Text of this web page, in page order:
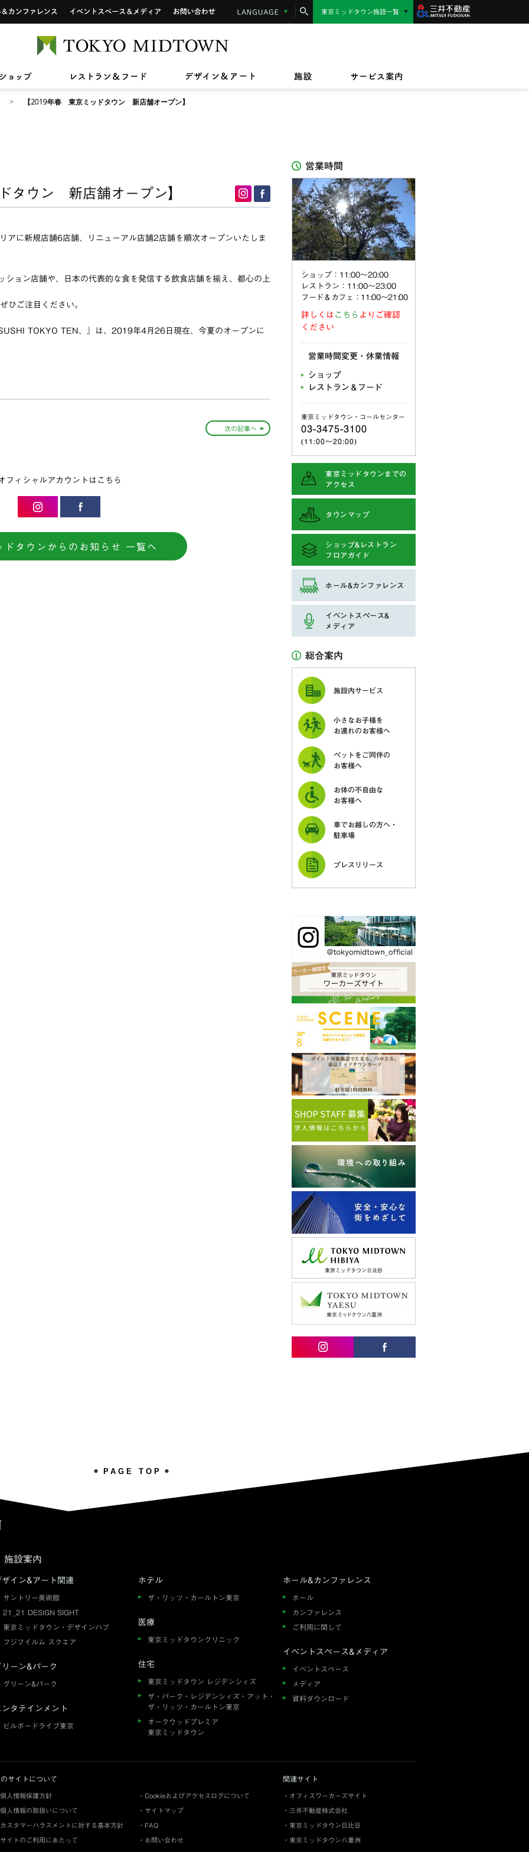
プ ホール&カンファレンス イベントスペース&メディア
お問い合わせ LANGUAGE東京ミッドタウン施設一覧
ショップ レストラン&フード デザイン&アート施設 サービス案内
2026/3/27(金)〜8/9(日)
スープはいのち
2026/7/17(金)〜8/16(日)
ASHIMIZU（PARASOLS GARDEN）
2026/7/1(水)〜8/31(月)
ン》新規ご入会キャンペーン
2026/7/17(金)〜8/31(月)
アートワーク in 東京ミッドタウン
六本木未来会議
タウン レジデンス
ザ・リッツ・カールトン東京 東京ミッドタウン オフィス ビルボードライブ東京
インフォメーションカウンター コンシェルジュサービス
ご利用可能なカードについて
バリアフリーサービス ペット同伴のお客様へ
【2019年春 東京ミッドタウン 新店舗オープン】
ウン 新店舗オープン】
アに新規店舗6店舗、リニューアル店舗2店舗を順次オープンいたしま
ション店舗や、日本の代表的な食を発信する飲食店舗を揃え、都心の上
ひご注目ください。
TOKYO TEN、』は、2019年4月26日現在、今夏のオープンに
次の記事へ
フィシャルアカウントはこちら
ドタウンからのお知らせ 一覧へ
営業時間
ショップ：11:00〜20:00
レストラン：11:00〜23:00
フード＆カフェ：11:00～21:00
詳しくは こちら よりご確認
ください
営業時間変更・休業情報
ショップ
レストラン＆フード
東京ミッドタウン・コールセンター
03-3475-3100
(11:00〜20:00)
東京ミッドタウンまでの
アクセス
タウンマップ
ショップ&レストラン
フロアガイド
ホール&カンファレンス
イベントスペース&
メディア
総合案内
施設内サービス
小さなお子様を
お連れのお客様へ
ペットをご同伴の
お客様へ
お体の不自由な
お客様へ
車でお越しの方へ・
駐車場
プレスリリース
PAGE TOP
施設案内
ザイン&アート関連
サントリー美術館
21_21 DESIGN SIGHT
東京ミッドタウン・デザインハブ
フジフイルム スクエア
リーン&パーク
グリーン&パーク
ンタテインメント
ビルボードライブ東京
ホテル
ザ・リッツ・カールトン東京
医療
東京ミッドタウンクリニック
住宅
東京ミッドタウン レジデンシィズ
ザ・パーク・レジデンシィズ・アット・
ザ・リッツ・カールトン東京
オークウッドプレミア
東京ミッドタウン
ホール&カンファレンス
ホール
カンファレンス
ご利用に関して
イベントスペース&メディア
イベントスペース
メディア
資料ダウンロード
サイトについて
個人情報保護方針
個人情報の取扱いについて
カスタマーハラスメントに対する基本方針
サイトのご利用にあたって
Cookieおよびアクセスログについて
サイトマップ
FAQ
お問い合わせ
関連サイト
オフィスワーカーズサイト
三井不動産株式会社
東京ミッドタウン日比谷
東京ミッドタウン八重洲